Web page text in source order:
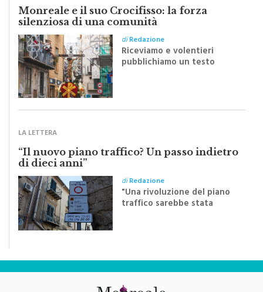
Monreale e il suo Crocifisso: la forza
silenziosa di una comunità
diRedazione
Riceviamo e volentieri
pubblichiamo un testo
Festa del Santissimo
LA LETTERA
“Il nuovo piano traffico? Un passo indietro
di dieci anni”
diRedazione
"Una rivoluzione del piano
traffico sarebbe stata